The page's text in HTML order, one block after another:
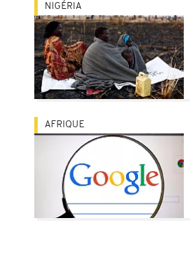
NIGÉRIA
AFRIQUE